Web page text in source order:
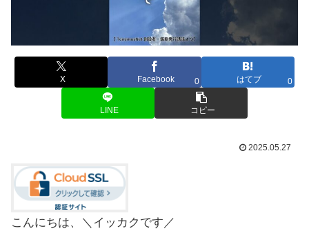
X Facebook 0 はてブ 0
LINE コピー
2025.05.27
こんにちは、＼イッカクです／